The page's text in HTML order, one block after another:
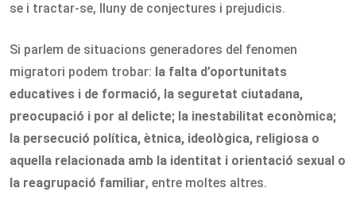
se i tractar-se, lluny de conjectures i prejudicis.
Si parlem de situacions generadores del fenomen
migratori podem trobar: la falta d’oportunitats
educatives i de formació, la seguretat ciutadana,
preocupació i por al delicte; la inestabilitat econòmica;
la persecució política, ètnica, ideològica, religiosa o
aquella relacionada amb la identitat i orientació sexual o
la reagrupació familiar, entre moltes altres.